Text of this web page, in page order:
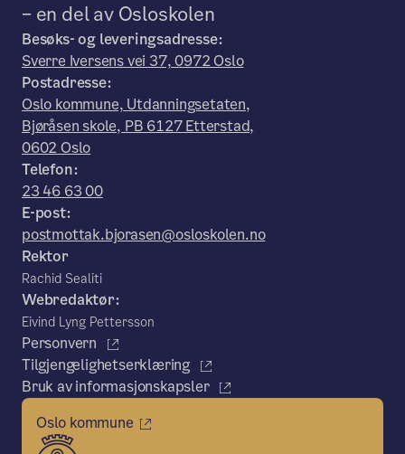
– en del av Osloskolen
Besøks- og leveringsadresse:
Sverre Iversens vei 37, 0972 Oslo
Postadresse:
Oslo kommune, Utdanningsetaten,
Bjøråsen skole, PB 6127 Etterstad,
0602 Oslo
Telefon:
23 46 63 00
E-post:
postmottak.bjorasen@osloskolen.no
Rektor
Rachid Sealiti
Webredaktør:
Eivind Lyng Pettersson
Personvern
Tilgjengelighetserklæring
Bruk av informasjonskapsler
Oslo kommune